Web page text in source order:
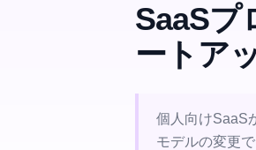
SaaSプ
ートア
個人向けSaaS
モデルの変更